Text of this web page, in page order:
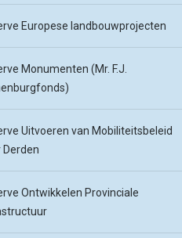
Europese landbouwprojecten
Monumenten (Mr. F.J.
Uitvoeren van Mobiliteitsbeleid
Derden
Ontwikkelen Provinciale